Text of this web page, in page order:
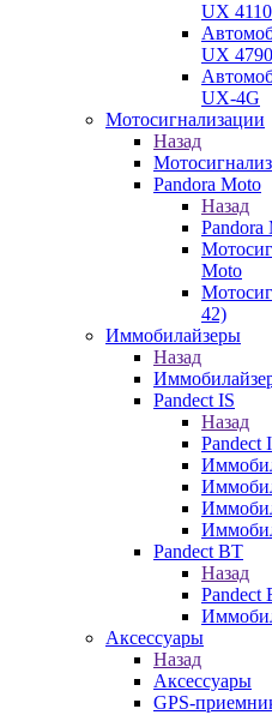
UX 4110
UX 4790
UX-4G
Мотосигнализации
Назад
Pandora Moto
Назад
Pandora
Moto
42)
Иммобилайзеры
Назад
Pandect IS
Назад
Pandect
Pandect BT
Назад
Pandect
Аксессуары
Назад
Аксессуары
GPS-